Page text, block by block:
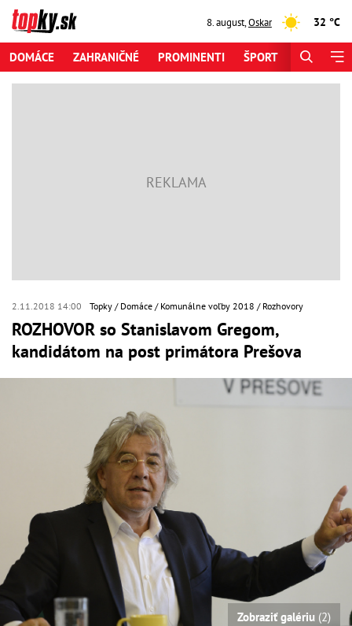
8. august,Oskar 32 °C
DOMÁCE ZAHRANIČNÉ PROMINENTI ŠPORT
2.11.2018 14:00 Topky Domáce Komunálne voľby 2018 Rozhovory
ROZHOVOR so Stanislavom Gregom,
kandidátom na post primátora Prešova
Zobraziť galériu (2)